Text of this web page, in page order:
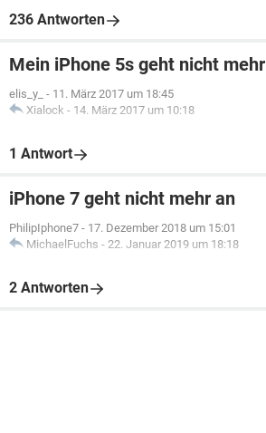
236 Antworten
Mein iPhone 5s geht nicht
elis_y_ - 11. März 2017 um 18:45
Xialock - 14. März 2017 um 10:18
1 Antwort
iPhone 7 geht nicht mehr an
PhilipIphone7 - 17. Dezember 2018 um 15:01
MichaelFuchs - 22. Januar 2019 um 18:18
2 Antworten